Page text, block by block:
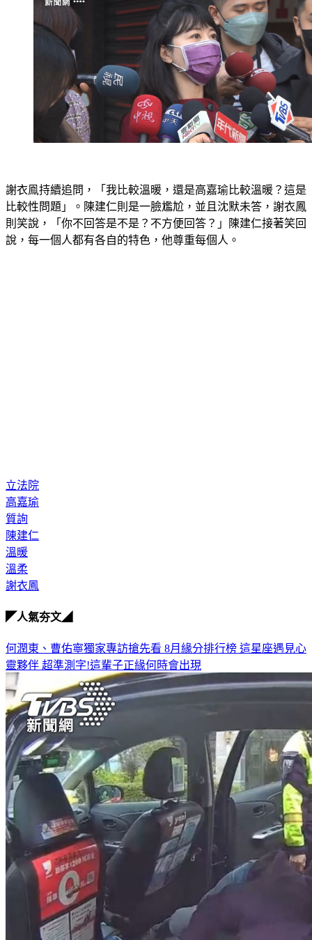
謝衣鳯持續追問，「我比較溫暖，還是高嘉瑜比較溫暖？這是
比較性問題」。陳建仁則是一臉尷尬，並且沈默未答，謝衣鳳
則笑說，「你不回答是不是？不方便回答？」陳建仁接著笑回
說，每一個人都有各自的特色，他尊重每個人。
立法院
高嘉瑜
質詢
陳建仁
溫暖
溫柔
謝衣鳳
◤人氣夯文◢
何潤東、曹佑寧獨家專訪搶先看 8月緣分排行榜 這星座遇見心
靈夥伴 超準測字!這輩子正緣何時會出現